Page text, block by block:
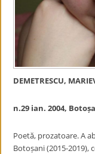
DEMETRESCU,
n.29 ian. 2004,
Poetă, prozatoare. A
Botoșani (2015-2019),